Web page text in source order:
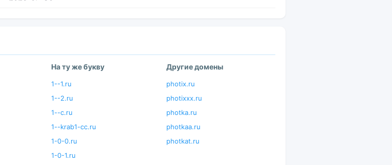
На ту же букву
1--1.ru
1--2.ru
1--c.ru
1--krab1-cc.ru
1-0-0.ru
1-0-1.ru
Другие домены
photix.ru
photixxx.ru
photka.ru
photkaa.ru
photkat.ru